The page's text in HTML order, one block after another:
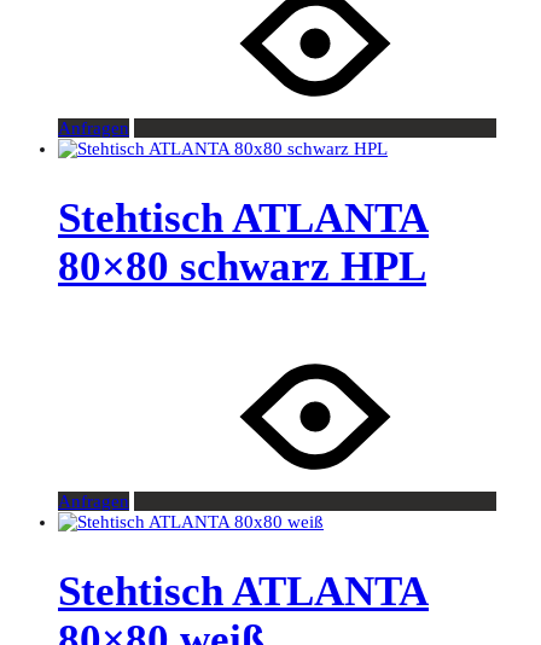
Anfragen
Stehtisch ATLANTA
80×80 schwarz HPL
Anfragen
Stehtisch ATLANTA